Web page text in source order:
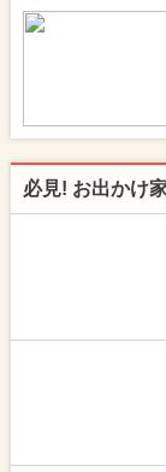
必見! お出かけ